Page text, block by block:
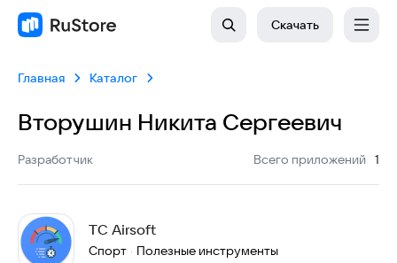
Скачать
Главная Каталог
Вторушин Никита Сергеевич
Разработчик Всего приложений
: 1
TC Airsoft
Спорт · Полезные инструменты